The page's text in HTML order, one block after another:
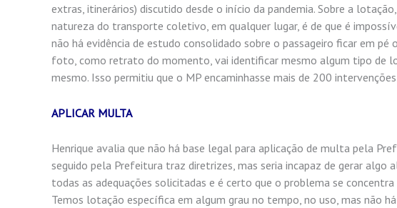
extras, itinerários) discutido desde o início da pandemia. Sobre a
natureza do transporte coletivo, em qualquer lugar, é de que é
não há evidência de estudo consolidado sobre o passageiro ficar em
foto, como retrato do momento, vai identificar mesmo algum tipo de
mesmo. Isso permitiu que o MP encaminhasse mais de 200
APLICAR MULTA
Henrique avalia que não há base legal para aplicação de multa pela
seguido pela Prefeitura traz diretrizes, mas seria incapaz de gerar algo
todas as adequações solicitadas e é certo que o problema se
Temos lotação específica em algum grau no tempo, no uso, mas não